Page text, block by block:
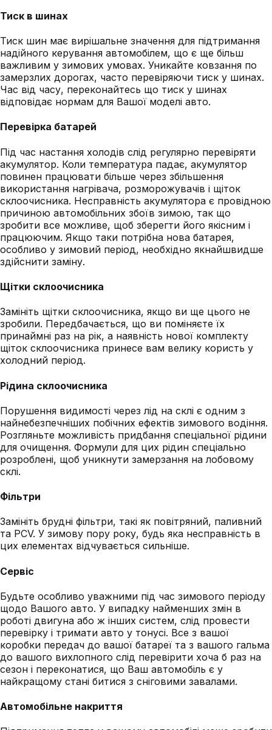
Тиск в шинах
Тиск шин має вирішальне значення для підтримання
надійного керування автомобілем, що є ще більш
важливим у зимових умовах. Уникайте ковзання по
замерзлих дорогах, часто перевіряючи тиск у шинах.
Час від часу, переконайтесь що тиск у шинах
відповідає нормам для Вашої моделі авто.
Перевірка батарей
Під час настання холодів слід регулярно перевіряти
акумулятор. Коли температура падає, акумулятор
повинен працювати більше через збільшення
використання нагрівача, розморожувачів і щіток
склоочисника. Несправність акумулятора є провідною
причиною автомобільних збоїв зимою, так що
зробити все можливе, щоб зберегти його якісним і
працюючим. Якщо таки потрібна нова батарея,
особливо у зимовий період, необхідно якнайшвидше
здійснити заміну.
Щітки склоочисника
Замініть щітки склоочисника, якщо ви ще цього не
зробили. Передбачається, що ви поміняєте їх
принаймні раз на рік, а наявність нової комплекту
щіток склоочисника принесе вам велику користь у
холодний період.
Рідина склоочисника
Порушення видимості через лід на склі є одним з
найнебезпечніших побічних ефектів зимового водіння.
Розгляньте можливість придбання спеціальної рідини
для очищення. Формули для цих рідин спеціально
розроблені, щоб уникнути замерзання на лобовому
склі.
Фільтри
Замініть брудні фільтри, такі як повітряний, паливний
та PCV. У зимову пору року, будь яка несправність в
цих елементах відчувається сильніше.
Сервіс
Будьте особливо уважними під час зимового періоду
щодо Вашого авто. У випадку найменших змін в
роботі двигуна або ж інших систем, слід провести
перевірку і тримати авто у тонусі. Все з вашої
коробки передач до вашої батареї та з вашого гальма
до вашого вихлопного слід перевірити хоча б раз на
сезон і переконатися, що Ваш автомобіль є у
найкращому стані битися з сніговими завалами.
Автомобільне накриття